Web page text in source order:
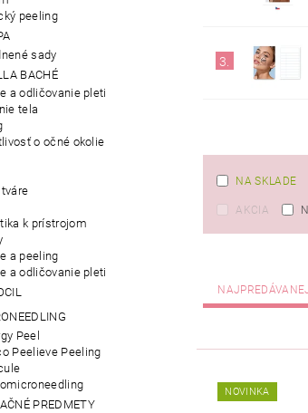
peeling
sady
BACHÉ
a odličovanie pleti
tela
o očné okolie
k prístrojom
a peeling
a odličovanie pleti
Peel
Peelieve Peeling
PREDMETY
3.
NA SKLADE
AKCIA
NOVINKA